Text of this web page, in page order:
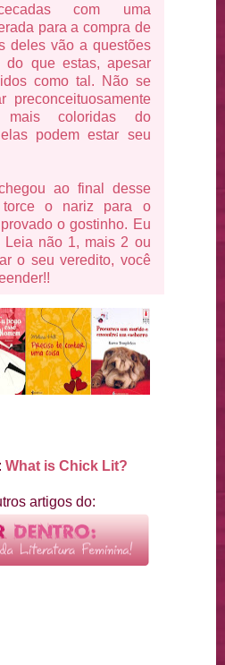
com uma
para a compra de
deles vão a questões
do que estas, apesar
como tal. Não se
preconceituosamente
mais coloridas do
podem estar seu
ao final desse
o nariz para o
o gostinho. Eu
Leia não 1, mais 2 ou
o seu veredito, você
What is Chick Lit?
artigos do: